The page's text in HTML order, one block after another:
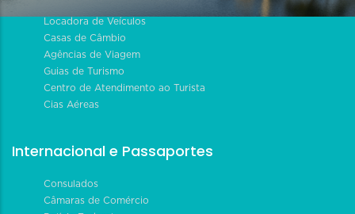
Locadora de Veículos
Casas de Câmbio
Agências de Viagem
Guias de Turismo
Centro de Atendimento ao Turista
Cias Aéreas
Internacional e Passaportes
Consulados
Câmaras de Comércio